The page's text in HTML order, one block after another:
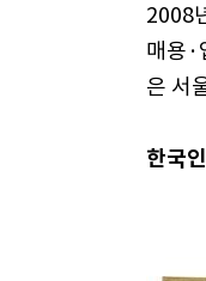
2008
매용·
은 서
한국